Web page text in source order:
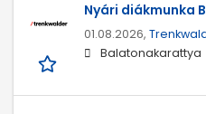
Nyári diákmunka
01.08.2026,
Balatonakarattya